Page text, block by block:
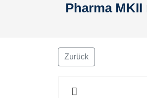
Pharma
Zurück